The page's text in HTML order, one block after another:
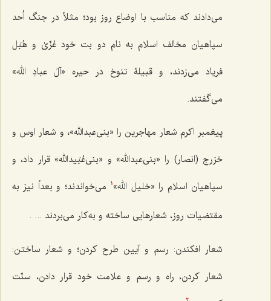
می‌دادند که مناسب با اوضاع روز بود؛ مثلاً در جنگ اُحد
سپاهیان مخالف اسلام به نام دو بت خود عُزّیٰ و هُبَل
فریاد می‌زدند، و قبیلۀ تنوخ در حیره «آلَ عبادِ الله»
می‌گفتند.
پیغمبر اکرم شعار مهاجرین را «بنی‌عبدالله»، و شعار اوس و
خزرج (انصار) را «بنی‌عبدالله» و «بنی‌عُبَیدالله» قرار داد، و
سپاهیان اسلام را «خلیل الله» 1
می‌خواندند؛ و بعداً نیز به
مقتضیات روز، شعارهایی ساخته و به‌کار می‌بردند ... .
شعار افکندن: رسم و آیین طرح کردن؛ و شعار ساختن:
شعار کردن، راه و رسم و علامت خود قرار دادن، سنّت